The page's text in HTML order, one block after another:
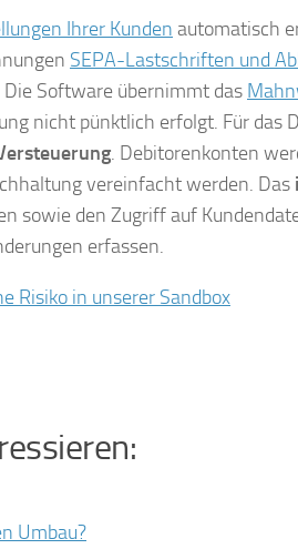
Ihrer Kunden automatisch
SEPA-Lastschriften und
Software übernimmt das
nicht pünktlich erfolgt. Für
. Debitorenkonten
vereinfacht werden. Das
sowie den Zugriff auf
erfassen.
Risiko in unserer Sandbox
Umbau?